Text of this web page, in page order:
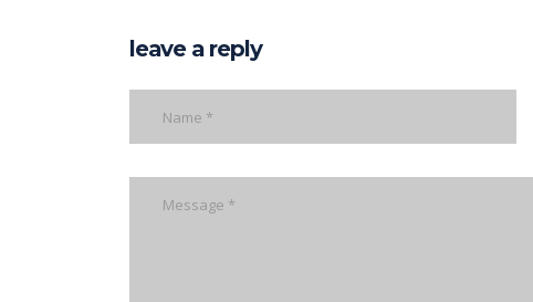
leave a reply